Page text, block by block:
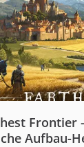
Frontier
Aufbau-